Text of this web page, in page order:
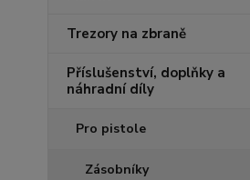
Trezory na zbraně
Příslušenství, doplňky a
náhradní díly
Pro pistole
Zásobníky